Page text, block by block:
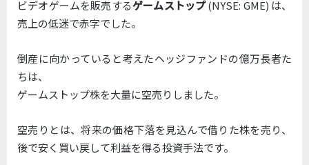
ビデオゲームを販売するゲームストップ(NYSE: GME) は、
売上の低迷で赤字でした。
倒産に向かっていると考えたヘッジファンドの億万長者た
ちは、
ゲームストップ株を大量に空売りしました。
空売りとは、将来の価格下落を見込んで借りた株を売り、
後で安く買い戻して利益を得る投資手法です。